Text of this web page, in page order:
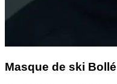
Masque de ski Bollé